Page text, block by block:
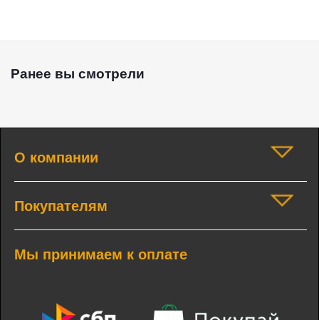
Ранее вы смотрели
О компании
Покупателям
Мы принимаем к оплате